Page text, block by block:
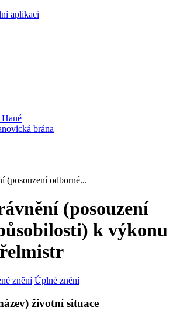
aplikaci
brána
(posouzení odborné...
(posouzení
k výkonu
znění Úplné znění
životní situace